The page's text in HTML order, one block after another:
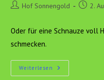
Beitrags-
Hof Sonnengold
Beitrag
2.
Oder für eine Schnauze voll
schmecken.
Weiterlesen Für
Eine